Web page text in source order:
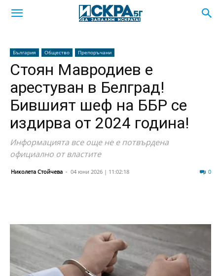
България Общество Препоръчани
Стоян Мавродиев е
арестуван в Белград!
Бившият шеф на ББР се
издирва от 2024 година!
Информацията все още не е потвърдена
официално от властите
Николета Стойчева - 04 юни 2026 | 11:02:18 0